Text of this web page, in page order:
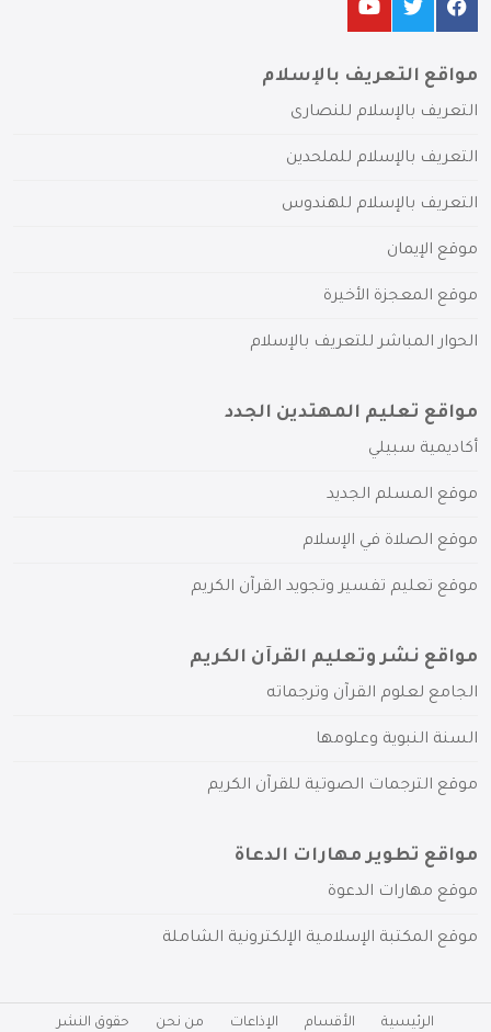
مواقع التعريف بالإسلام
التعريف بالإسلام للنصارى
التعريف بالإسلام للملحدين
التعريف بالإسلام للهندوس
موقع الإيمان
موقع المعجزة الأخيرة
الحوار المباشر للتعريف بالإسلام
مواقع تعليم المهتدين الجدد
أكاديمية سبيلي
موقع المسلم الجديد
موقع الصلاة في الإسلام
موقع تعليم تفسير وتجويد القرآن الكريم
مواقع نشر وتعليم القرآن الكريم
الجامع لعلوم القرآن وترجماته
السنة النبوية وعلومها
موقع الترجمات الصوتية للقرآن الكريم
مواقع تطوير مهارات الدعاة
موقع مهارات الدعوة
موقع المكتبة الإسلامية الإلكترونية الشاملة
الرئيسية الأقسام الإذاعات من نحن حقوق النشر